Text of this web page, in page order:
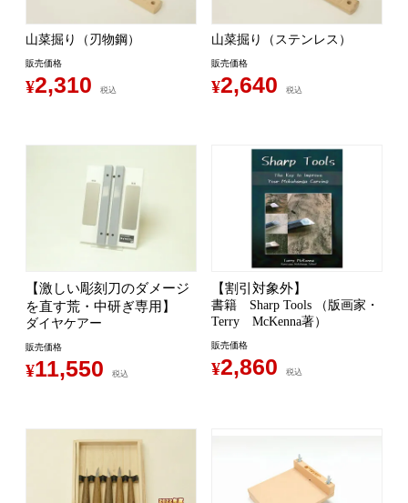
山菜掘り（刃物鋼）
販売価格
¥2,310 税込
山菜掘り（ステンレス）
販売価格
¥2,640 税込
【激しい彫刻刀のダメージ
を直す荒・中研ぎ専用】
ダイヤケアー
販売価格
¥11,550 税込
【割引対象外】
書籍 Sharp Tools （版画家・
Terry McKenna著）
販売価格
¥2,860 税込